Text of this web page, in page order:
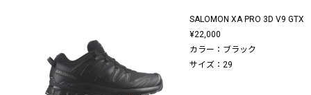
SALOMON XA PRO 3D V9 GTX
¥22,000
カラー：ブラック
サイズ：29